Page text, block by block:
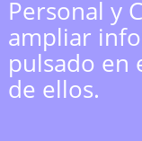
Personal y
ampliar
pulsado en
de ellos.